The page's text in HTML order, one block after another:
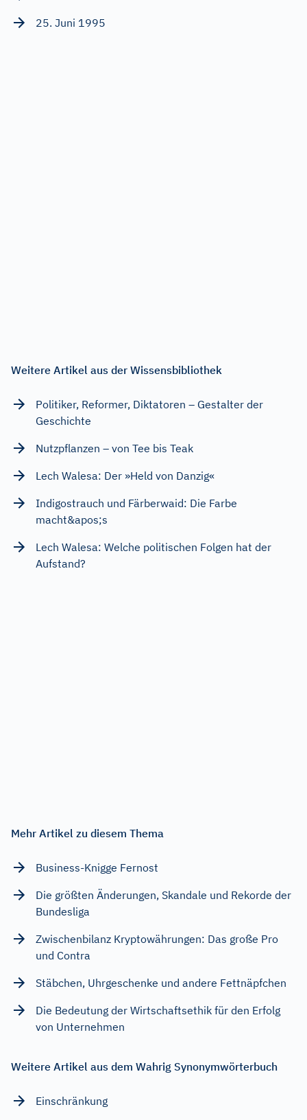
25. Juni 1995
Weitere Artikel aus der Wissensbibliothek
Politiker, Reformer, Diktatoren – Gestalter der
Geschichte
Nutzpflanzen – von Tee bis Teak
Lech Walesa: Der »Held von Danzig«
Indigostrauch und Färberwaid: Die Farbe
macht&apos;s
Lech Walesa: Welche politischen Folgen hat der
Aufstand?
Mehr Artikel zu diesem Thema
Business-Knigge Fernost
Die größten Änderungen, Skandale und Rekorde der
Bundesliga
Zwischenbilanz Kryptowährungen: Das große Pro
und Contra
Stäbchen, Uhrgeschenke und andere Fettnäpfchen
Die Bedeutung der Wirtschaftsethik für den Erfolg
von Unternehmen
Weitere Artikel aus dem Wahrig Synonymwörterbuch
Einschränkung